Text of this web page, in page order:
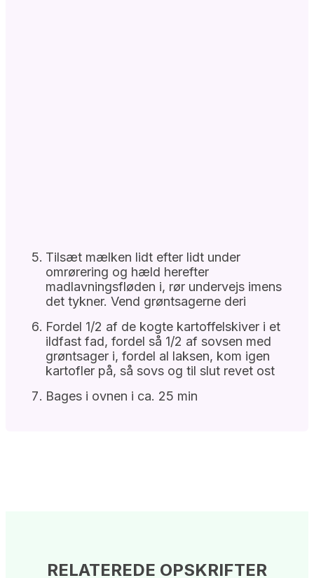
Tilsæt mælken lidt efter lidt under
omrørering og hæld herefter
madlavningsfløden i, rør undervejs imens
det tykner. Vend grøntsagerne deri
Fordel 1/2 af de kogte kartoffelskiver i et
ildfast fad, fordel så 1/2 af sovsen med
grøntsager i, fordel al laksen, kom igen
kartofler på, så sovs og til slut revet ost
Bages i ovnen i ca. 25 min
RELATEREDE OPSKRIFTER